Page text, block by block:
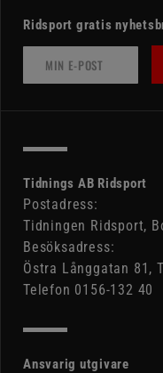
Ridsport gratis
Tidnings AB Ridsport
Postadress:
Tidningen Ridsport,
Besöksadress:
Östra Långgatan 81,
Telefon 0156-132 40
Ansvarig utgivare